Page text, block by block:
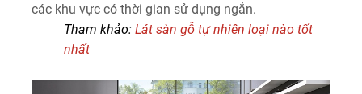
các khu vực có thời gian sử dụng ngắn.
Tham khảo: Lát sàn gỗ tự nhiên loại nào tốt
nhất